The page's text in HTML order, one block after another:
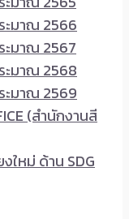
ะมาณ 2566
ะมาณ 2567
ะมาณ 2568
ะมาณ 2569
(สำนักงานสี
ใหม่ ด้าน SDG